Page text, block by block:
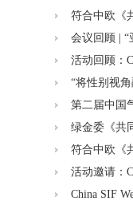
符合中欧《
会议回顾 |
活动回顾：
“将性别视
第二届中国
绿金委《共
符合中欧《
活动邀请：
China SIF